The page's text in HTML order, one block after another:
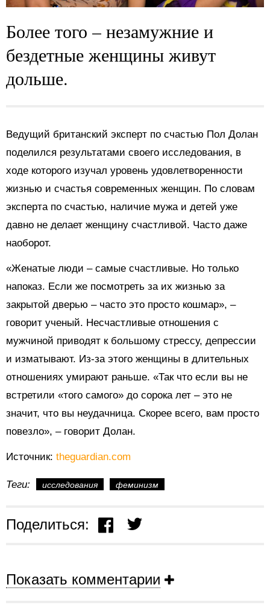
Более того – незамужние и
бездетные женщины живут
дольше.
Ведущий британский эксперт по счастью Пол Долан
поделился результатами своего исследования, в
ходе которого изучал уровень удовлетворенности
жизнью и счастья современных женщин. По словам
эксперта по счастью, наличие мужа и детей уже
давно не делает женщину счастливой. Часто даже
наоборот.
«Женатые люди – самые счастливые. Но только
напоказ. Если же посмотреть за их жизнью за
закрытой дверью – часто это просто кошмар», –
говорит ученый. Несчастливые отношения с
мужчиной приводят к большому стрессу, депрессии
и изматывают. Из-за этого женщины в длительных
отношениях умирают раньше. «Так что если вы не
встретили «того самого» до сорока лет – это не
значит, что вы неудачница. Скорее всего, вам просто
повезло», – говорит Долан.
Источник: theguardian.com
Теги: исследования феминизм
Поделиться:
Показать комментарии